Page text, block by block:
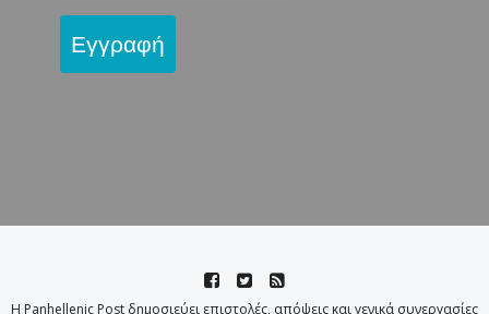
Εγγραφή
Η Panhellenic Post δημοσιεύει επιστολές, απόψεις και γενικά συνεργασίες